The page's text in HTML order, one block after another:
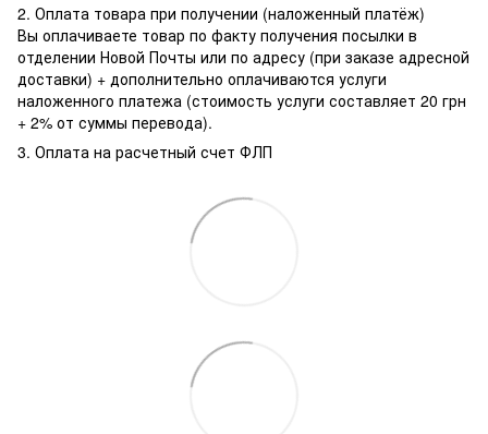
2. Оплата товара при получении (наложенный платёж)
Вы оплачиваете товар по факту получения посылки в
отделении Новой Почты или по адресу (при заказе адресной
доставки) + дополнительно оплачиваются услуги
наложенного платежа (стоимость услуги составляет 20 грн
+ 2% от суммы перевода).
3. Оплата на расчетный счет ФЛП